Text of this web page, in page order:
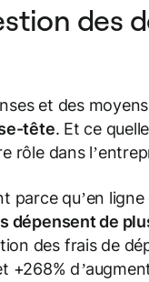
des
et des
tête. Et ce
rôle dans
parce qu’en ligne
dépensent de
des frais de
+268%